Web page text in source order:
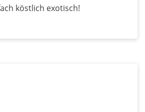
köstlich exotisch!